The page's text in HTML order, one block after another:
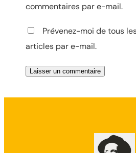
commentaires par e-mail.
Prévenez-moi de tous
articles par e-mail.